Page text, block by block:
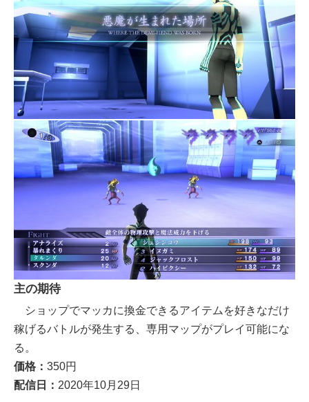
主の期待
ショップでマッカに換金できるアイテムを好きなだけ
稼げるバトルが発生する、専用マップがプレイ可能にな
る。
価格： 350円
配信日： 2020年10月29日